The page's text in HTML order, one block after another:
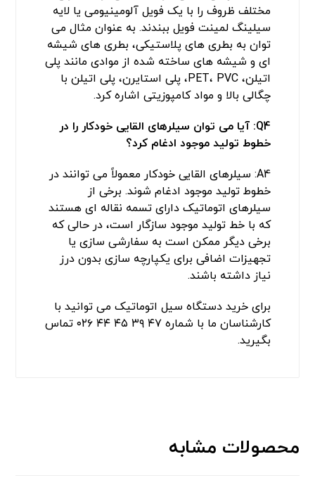
مختلف ظروف را با یک فویل آلومینیومی یا لایه
سیلینگ لمینت فویل ببندند. به عنوان مثال می
توان به بطری های پلاستیکی، بطری های شیشه
ای و شیشه های ساخته شده از موادی مانند پلی
اتیلن، PET، PVC، پلی استایرن، پلی اتیلن با
چگالی بالا و مواد کامپوزیتی اشاره کرد.
Q4: آیا می توان سیلرهای القایی خودکار را در
خطوط تولید موجود ادغام کرد؟
A4: سیلرهای القایی خودکار معمولاً می توانند در
خطوط تولید موجود ادغام شوند. برخی از
سیلرهای اتوماتیک دارای تسمه نقاله ای هستند
که با خط تولید موجود سازگار است، در حالی که
برخی دیگر ممکن است به سفارشی سازی یا
تجهیزات اضافی برای یکپارچه سازی بدون درز
نیاز داشته باشند.
برای خرید دستگاه سیل اتوماتیک می توانید با
کارشناسان ما با شماره ۴۷ ۳۹ ۴۵ ۴۴ ۰۲۶ تماس
بگیرید.
محصولات مشابه